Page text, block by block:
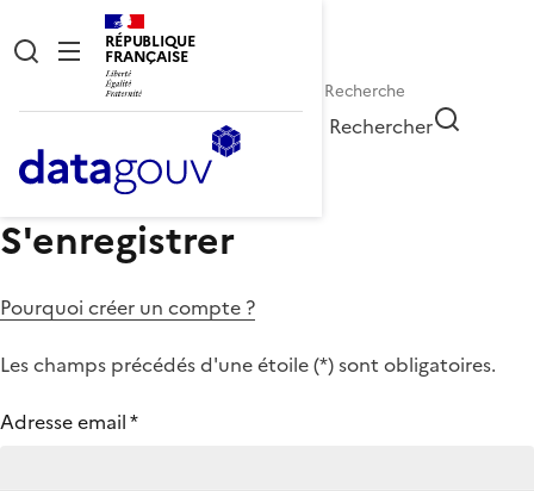
RÉPUBLIQUE
FRANÇAISE
Rechercher
S'enregistrer
Pourquoi créer un compte ?
Les champs précédés d'une étoile (*) sont obligatoires.
Adresse email*